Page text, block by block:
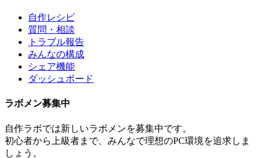
自作レシピ
質問・相談
トラブル報告
みんなの構成
シェア機能
ダッシュボード
ラボメン募集中
自作ラボでは新しいラボメンを募集中です。
初心者から上級者まで、みんなで理想のPC環境を追求しま
しょう。